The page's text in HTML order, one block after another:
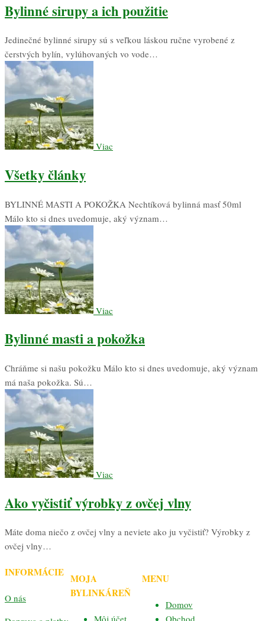
Bylinné sirupy a ich použitie
Jedinečné bylinné sirupy sú s veľkou láskou ručne vyrobené z
čerstvých bylín, vylúhovaných vo vode…
Viac
Všetky články
BYLINNÉ MASTI A POKOŽKA Nechtíková bylinná masť 50ml
Málo kto si dnes uvedomuje, aký význam…
Viac
Bylinné masti a pokožka
Chráňme si našu pokožku Málo kto si dnes uvedomuje, aký význam
má naša pokožka. Sú…
Viac
Ako vyčistiť výrobky z ovčej vlny
Máte doma niečo z ovčej vlny a neviete ako ju vyčistiť? Výrobky z
ovčej vlny…
INFORMÁCIE
O nás
MOJA
BYLINKÁREŇ
Môj účet
MENU
Domov
Obchod